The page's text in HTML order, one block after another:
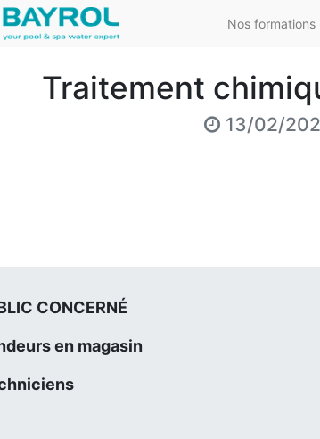
Nos
Traitement
13/02/
CONCERNÉ
en magasin